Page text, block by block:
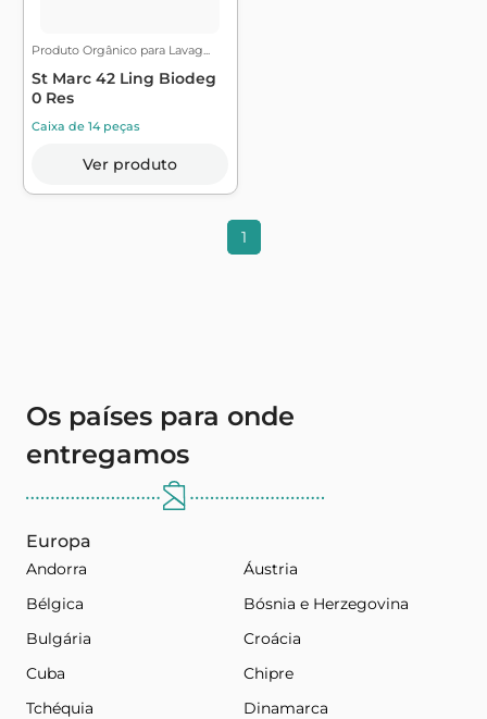
Produto Orgânico para Lavag...
St Marc 42 Ling Biodeg
0 Res
Caixa de 14 peças
Ver produto
1
Os países para onde
entregamos
Europa
Andorra
Áustria
Bélgica
Bósnia e Herzegovina
Bulgária
Croácia
Cuba
Chipre
Tchéquia
Dinamarca